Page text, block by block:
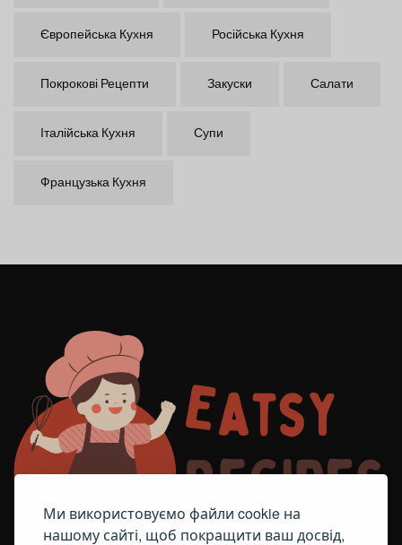
Ми використовуємо файли cookie на
нашому сайті, щоб покращити ваш досвід,
Європейська Кухня Російська Кухня
Покрокові Рецепти Закуски Салати
Італійська Кухня Супи
Французька Кухня